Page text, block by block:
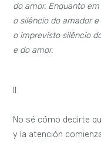
do amor. Enquanto
o silêncio do amador
o imprevisto silêncio
e do amor.
No sé cómo decirte
y la atención